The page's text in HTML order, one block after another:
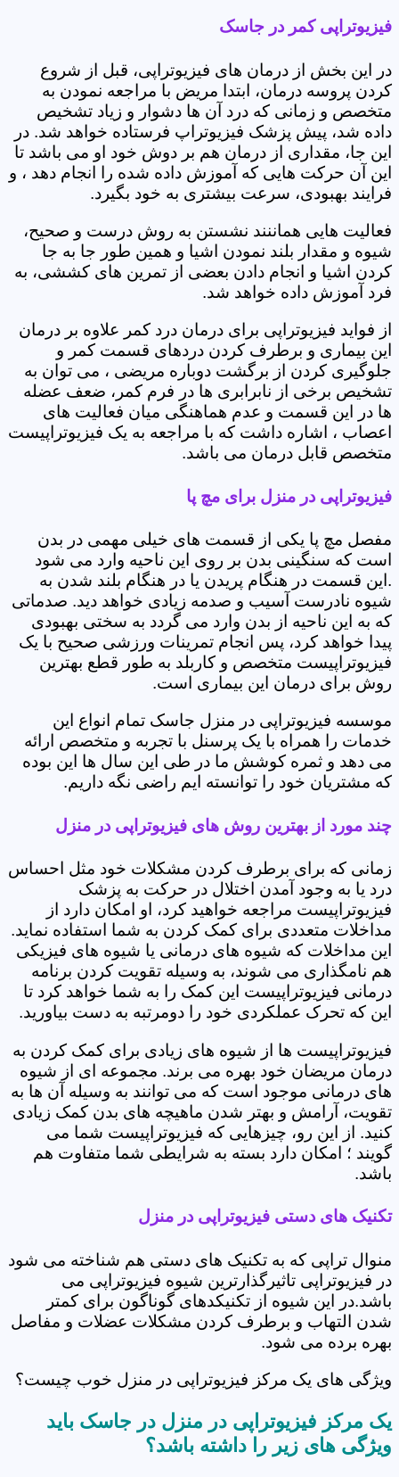
فیزیوتراپی کمر در جاسک
در این بخش از درمان های فیزیوتراپی، قبل از شروع
کردن پروسه درمان، ابتدا مریض با مراجعه نمودن به
متخصص و زمانی که درد آن ها دشوار و زیاد تشخیص
داده شد، پیش پزشک فیزیوتراپ فرستاده خواهد شد. در
این جا، مقداری از درمان هم بر دوش خود او می باشد تا
این آن حرکت هایی که آموزش داده شده را انجام دهد ، و
فرایند بهبودی، سرعت بیشتری به خود بگیرد.
فعالیت هایی هماننند نشستن به روش درست و صحیح،
شیوه و مقدار بلند نمودن اشیا و همین طور جا به جا
کردن اشیا و انجام دادن بعضی از تمرین های کششی، به
فرد آموزش داده خواهد شد.
از فواید فیزیوتراپی برای درمان درد کمر علاوه بر درمان
این بیماری و برطرف کردن دردهای قسمت کمر و
جلوگیری کردن از برگشت دوباره مریضی ، می توان به
تشخیص برخی از نابرابری ها در فرم کمر، ضعف عضله
ها در این قسمت و عدم هماهنگی میان فعالیت های
اعصاب ، اشاره داشت که با مراجعه به یک فیزیوتراپیست
متخصص قابل درمان می باشد.
فیزیوتراپی در منزل برای مچ پا
مفصل مچ پا یکی از قسمت های خیلی مهمی در بدن
است که سنگینی بدن بر روی این ناحیه وارد می شود
.این قسمت در هنگام پریدن یا در هنگام بلند شدن به
شیوه نادرست آسیب و صدمه زیادی خواهد دید. صدماتی
که به این ناحیه از بدن وارد می گردد به سختی بهبودی
پیدا خواهد کرد، پس انجام تمرینات ورزشی صحیح با یک
فیزیوتراپیست متخصص و کاربلد به طور قطع بهترین
روش برای درمان این بیماری است.
موسسه فیزیوتراپی در منزل جاسک تمام انواع این
خدمات را همراه با یک پرسنل با تجربه و متخصص ارائه
می دهد و ثمره کوشش ما در طی این سال ها این بوده
که مشتریان خود را توانسته ایم راضی نگه داریم.
چند مورد از بهترین روش های فیزیوتراپی در منزل
زمانی که برای برطرف کردن مشکلات خود مثل احساس
درد یا به وجود آمدن اختلال در حرکت به پزشک
فیزیوتراپیست مراجعه خواهید کرد، او امکان دارد از
مداخلات متعددی برای کمک کردن به شما استفاده نماید.
این مداخلات که شیوه های درمانی یا شیوه های فیزیکی
هم نامگذاری می شوند، به وسیله تقویت کردن برنامه
درمانی فیزیوتراپیست این کمک را به شما خواهد کرد تا
این که تحرک عملکردی خود را دومرتبه به دست بیاورید.
فیزیوتراپیست ها از شیوه های زیادی برای کمک کردن به
درمان مریضان خود بهره می برند. مجموعه ای از شیوه
های درمانی موجود است که می توانند به وسیله آن ها به
تقویت، آرامش و بهتر شدن ماهیچه های بدن کمک زیادی
کنید. از این رو، چیزهایی که فیزیوتراپیست شما می
گویند ؛ امکان دارد بسته به شرایطی شما متفاوت هم
باشد.
تکنیک های دستی فیزیوتراپی در منزل
منوال تراپی که به تکنیک های دستی هم شناخته می شود
در فیزیوتراپی تاثیرگذارترین شیوه فیزیوتراپی می
باشد.در این شیوه از تکنیکدهای گوناگون برای کمتر
شدن التهاب و برطرف کردن مشکلات عضلات و مفاصل
بهره برده می شود.
ویژگی های یک مرکز فیزیوتراپی در منزل خوب چیست؟
یک مرکز فیزیوتراپی در منزل در جاسک باید
ویژگی های زیر را داشته باشد؟